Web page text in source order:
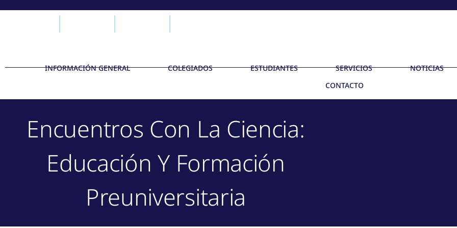
INFORMACIÓN GENERAL COLEGIADOS ESTUDIANTES SERVICIOS NOTICIAS
CONTACTO
Encuentros Con La Ciencia:
Educación Y Formación
Preuniversitaria